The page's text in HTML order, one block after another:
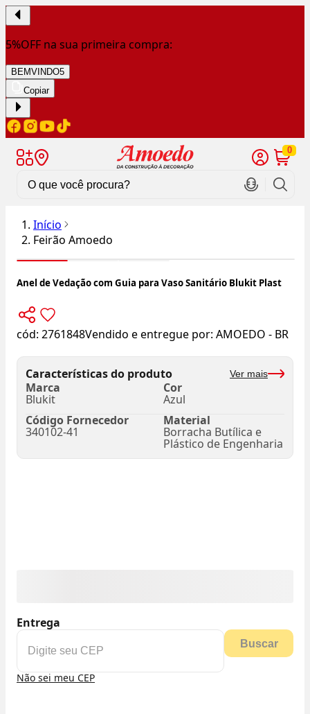
5%OFF na sua primeira compra:
BEMVINDO5
Copiar
0
Início
Feirão Amoedo
Anel de Vedação com Guia para Vaso Sanitário Blukit Plast
cód: 2761848Vendido e entregue por: AMOEDO - BR
Características do produto Ver mais
Marca
Blukit
Cor
Azul
Código Fornecedor
340102-41
Material
Borracha Butílica e
Plástico de Engenharia
Entrega
Buscar
Não sei meu CEP